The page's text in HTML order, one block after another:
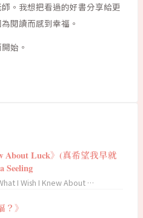
。我想把看過的好書分享給更
閱讀而感到幸福。
始。
About Luck》(真希望我早就
Seeling
I Wish I Knew About …
》